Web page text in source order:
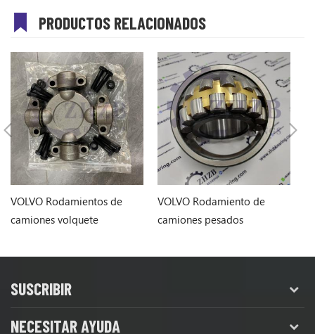
PRODUCTOS RELACIONADOS
VOLVO Rodamientos de
camiones volquete
VOLVO Rodamiento de
camiones pesados
SUSCRIBIR
NECESITAR AYUDA